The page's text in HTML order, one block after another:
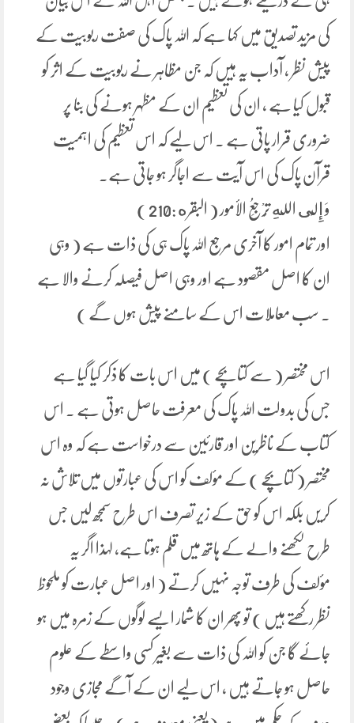
کی مزید تصدیق میں کہا ہے کہ اللہ پاک کی صفت ربوبیت کے
پیش نظر ، آداب یہ ہیں کہ جن مظاہر نے ربوبیت کے اثر کو
قبول کیا ہے ، ان کی تعظیم ان کے مظہر ہونے کی بنا پر
ضروری قرار پاتی ہے ۔ اس لیے کہ اس تعظیم کی اہمیت
قرآن پاک کی اس آیت سے اجاگر ہو جاتی ہے۔
وَ إِلَى اللهِ تُرْجَعُ الأمور ( البقره :210 )
اور تمام امور کا آخری مرجع اللہ پاک ہی کی ذات ہے ( وہی
ان کا اصل مقصود ہے اور وہی اصل فیصلہ کرنے والا ہے
۔ سب معاملات اس کے سامنے پیش ہوں گے )
اس مختصر ( سے کتابچے ) میں اس بات کا ذکر کیا گیا ہے
جس کی بدولت اللہ پاک کی معرفت حاصل ہوتی ہے ۔ اس
کتاب کے ناظرین اور قارئین سے درخواست ہے کہ وہ اس
مختصر ( کتابچے ) کے مؤلف کو اس کی عبارتوں میں تلاش نہ
کریں بلکہ اس کو حق کے زیر تصرف اس طرح سمجھ لیں جس
طرح لکھنے والے کے ہاتھ میں قلم ہوتا ہے، لہذا اگر یہ
مؤلف کی طرف توجہ نہیں کرتے ( اور اصل عبارت کو ملحوظ
نظر رکھتے ہیں ) تو پھر ان کا شمار ایسے لوگوں کے زمرہ میں ہو
جائے گا جن کو اللہ کی ذات سے بغیر کسی واسطے کے علوم
حاصل ہو جاتے ہیں ، اس لیے ان کے آگے مجازی وجود